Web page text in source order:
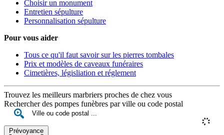
Choisir un monument
Entretien sépulture
Personnalisation sépulture
Pour vous aider
Tous ce qu'il faut savoir sur les pierres tombales
Prix et modèles de caveaux funéraires
Cimetières, législiation et réglement
Trouvez les meilleurs marbriers proches de chez vous
Rechercher des pompes funèbres par ville ou code postal
Prévoyance